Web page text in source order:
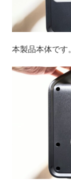
本製品本体です。